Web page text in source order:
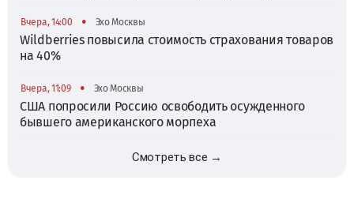
Вчера, 14:00 • Эхо Москвы
Wildberries повысила стоимость страхования товаров
на 40%
Вчера, 11:09 • Эхо Москвы
США попросили Россию освободить осужденного
бывшего американского морпеха
Смотреть все →